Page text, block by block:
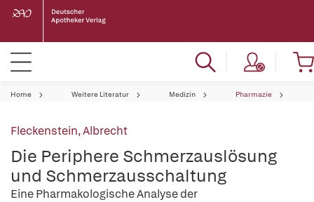
Home Weitere Literatur Medizin Pharmazie
Fleckenstein, Albrecht
Die Periphere Schmerzauslösung
und Schmerzausschaltung
Eine Pharmakologische Analyse der